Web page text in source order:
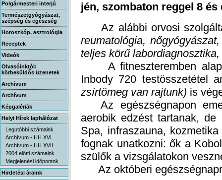
Polgármesteri interjú
Természetgyógyászat,
szépség és egészség
Horoszkóp, asztrológia
Receptek
Videók
Olvasóinktól:
körbeküldős üzenetek
Archívum
Archívum
Képgalériák
Helyi Hírek laphálózat
Legutóbbi számaink
Archívum - HH XVI.
Archívum - HH XVII.
2004 előtti számaink
Megjelenési időpontok
Hirdetési áraink
jén, szombaton reggel 8
Az alábbi orvosi
reumatológia,
teljes körű
A fitneszteremben alap
Inbody 720 testösszetétel
zsírtömeg van rajtunk) is
Az egészségnapon
aerobik edzést tartanak,
Spa, infraszauna,
fognak unatkozni: ők a
szülők a vizsgálatokon
Az októberi